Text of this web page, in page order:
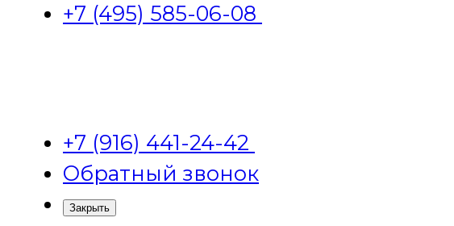
+7 (495) 585-06-08
+7 (916) 441-24-42
Обратный звонок
Закрыть